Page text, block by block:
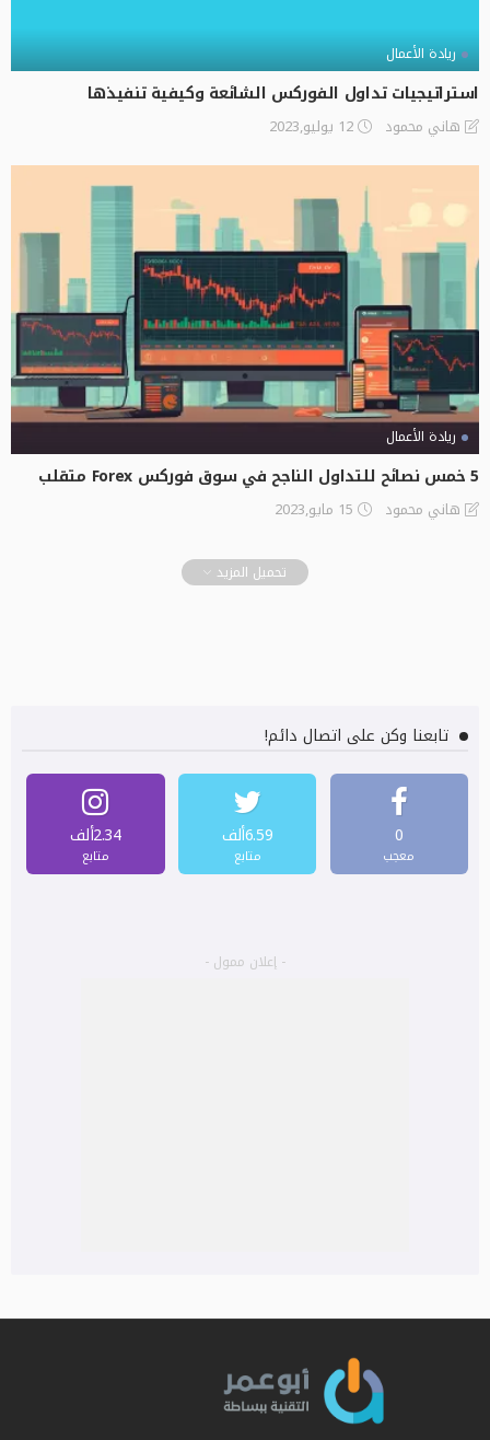
ريادة الأعمال
استراتيجيات تداول الفوركس الشائعة وكيفية تنفيذها
هاني محمود 12 يوليو,2023
ريادة الأعمال
5 خمس نصائح للتداول الناجح في سوق فوركس Forex متقلب
هاني محمود 15 مايو,2023
تحميل المزيد
تابعنا وكن على اتصال دائم!
0
معجب
6.59ألف
متابع
2.34ألف
متابع
- إعلان ممول -